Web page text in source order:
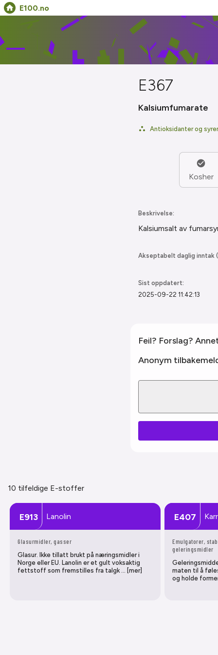
E100.no
E367
Kalsiumfumarate
Antioksidanter og
Kosher
Beskrivelse:
Kalsiumsalt av
Akseptabelt daglig inntak
Sist oppdatert:
2025-09-22 11:42:13
Feil? Forslag?
Anonym
10 tilfeldige E-stoffer
E913 Lanolin
Glasurmidler, gasser
Glasur. Ikke tillatt brukt på næringsmidler i
Norge eller EU. Lanolin er et gult voksaktig
fettstoff som fremstilles fra talgk … [mer]
E407
Emulgatorer,
geleringsmidler
maten til å
og holde